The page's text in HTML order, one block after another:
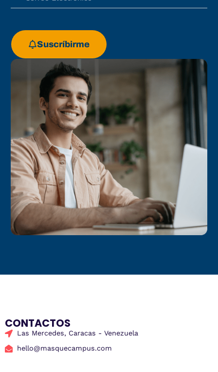
Suscríbirme
CONTACTOS
Las Mercedes, Caracas - Venezuela
hello@masquecampus.com